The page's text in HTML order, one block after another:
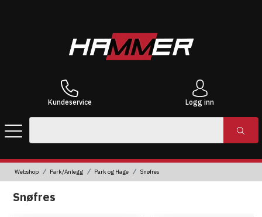
Kundeservice Logg inn
Webshop Park/Anlegg Park og Hage Snøfres
Snøfres